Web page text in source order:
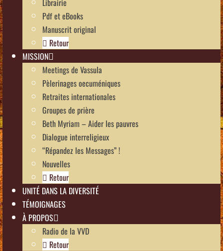
Pdf et eBooks
Manuscrit original
Retour
MISSION
Meetings de Vassula
Pèlerinages oecuméniques
Retraites internationales
Groupes de prière
Beth Myriam – Aider les pauvres
Dialogue interreligieux
“Répandez les Messages” !
Nouvelles
Retour
UNITÉ DANS LA DIVERSITÉ
TÉMOIGNAGES
À PROPOS
Radio de la VVD
Retour